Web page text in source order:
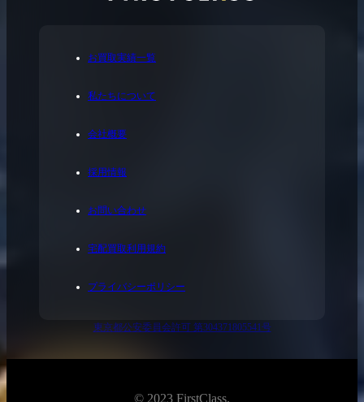
お買取実績一覧
私たちについて
会社概要
採用情報
お問い合わせ
宅配買取利用規約
プライバシーポリシー
東京都公安委員会許可 第304371805541号
© 2023 FirstClass.